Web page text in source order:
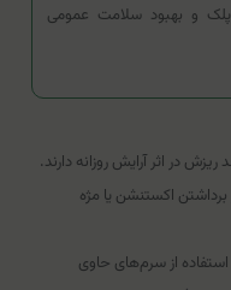
و بهبود سلامت عمومی
در اثر آرایش روزانه دارند.
اکستنشن یا مژه
از سرم‌های حاوی